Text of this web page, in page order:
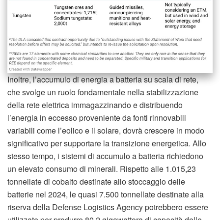
Inoltre, l’accumulo di energia a batteria su scala di rete,
che svolge un ruolo fondamentale nella stabilizzazione
della rete elettrica immagazzinando e distribuendo
l’energia in eccesso proveniente da fonti rinnovabili
variabili come l’eolico e il solare, dovrà crescere in modo
significativo per supportare la transizione energetica. Allo
stesso tempo, i sistemi di accumulo a batteria richiedono
un elevato consumo di minerali. Rispetto alle 1.015,23
tonnellate di cobalto destinate allo stoccaggio delle
batterie nel 2024, le quasi 7.500 tonnellate destinate alla
riserva della Defense Logistics Agency potrebbero essere